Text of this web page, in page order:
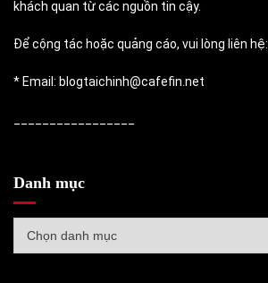
khách quan từ các nguồn tin cậy.
Để cộng tác hoặc quảng cáo, vui lòng liên hệ:
* Email: blogtaichinh@cafefin.net
Danh mục
mục